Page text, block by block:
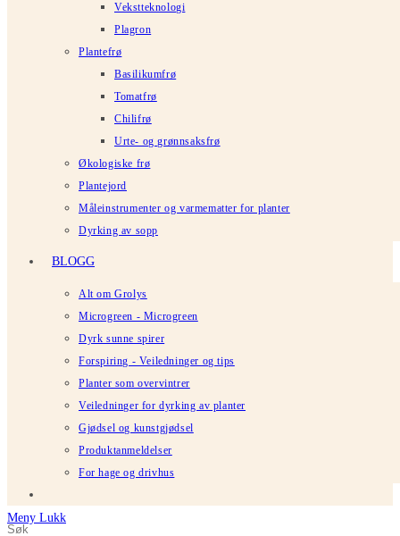
Vekstteknologi
Plagron
Plantefrø
Basilikumfrø
Tomatfrø
Chilifrø
Urte- og grønnsaksfrø
Økologiske frø
Plantejord
Måleinstrumenter og varmematter for planter
Dyrking av sopp
BLOGG
Alt om Grolys
Microgreen - Microgreen
Dyrk sunne spirer
Forspiring - Veiledninger og tips
Planter som overvintrer
Veiledninger for dyrking av planter
Gjødsel og kunstgjødsel
Produktanmeldelser
For hage og drivhus
Meny Lukk
Søk